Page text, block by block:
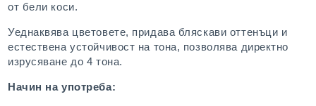
от бели коси.
Уеднаквява цветовете, придава бляскави оттенъци и
естествена устойчивост на тона, позволява директно
изрусяване до 4 тона.
Начин на употреба: